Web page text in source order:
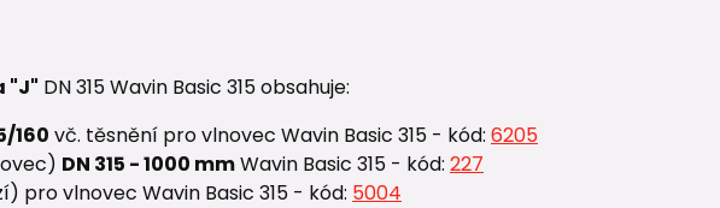
"J" DN 315 Wavin Basic 315 obsahuje:
160 vč. těsnění pro vlnovec Wavin Basic 315 - kód: 6205
DN 315 - 1000 mmWavin Basic 315 - kód: 227
pro vlnovec Wavin Basic 315 - kód: 5004